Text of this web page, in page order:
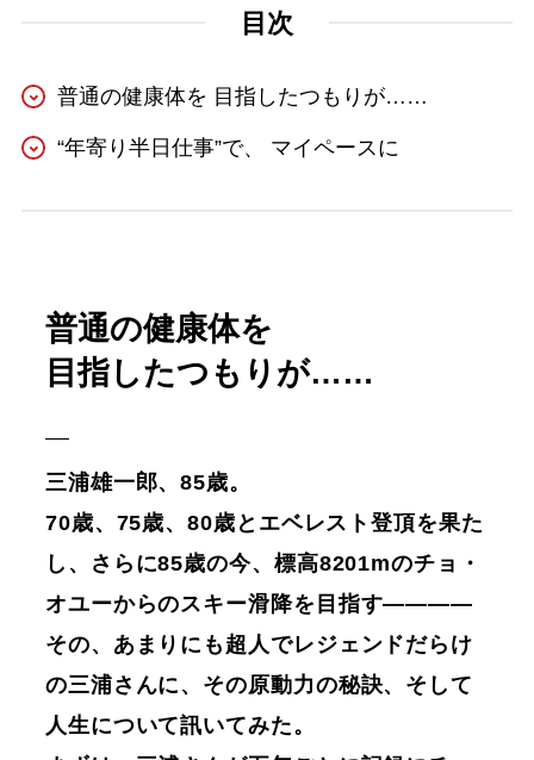
目次
普通の健康体を 目指したつもりが……
“年寄り半日仕事”で、 マイペースに
普通の健康体を
目指したつもりが……
三浦雄一郎、85歳。
70歳、75歳、80歳とエベレスト登頂を果た
し、さらに85歳の今、標高8201mのチョ・
オユーからのスキー滑降を目指す————
その、あまりにも超人でレジェンドだらけ
の三浦さんに、その原動力の秘訣、そして
人生について訊いてみた。